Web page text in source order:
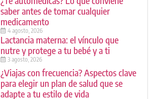
saber antes de tomar cualquier
medicamento
4 agosto, 2026
Lactancia materna: el vínculo que
nutre y protege a tu bebé y a ti
3 agosto, 2026
¿Viajas con frecuencia? Aspectos clave
para elegir un plan de salud que se
adapte a tu estilo de vida